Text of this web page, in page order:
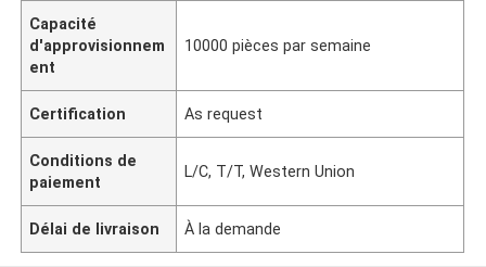
Capacité
d'approvisionnem
ent
10000 pièces par semaine
Certification As request
Conditions de
paiement
L/C, T/T, Western Union
Délai de livraison À la demande